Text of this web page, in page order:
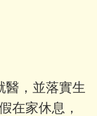
醫，並落實生
在家休息，